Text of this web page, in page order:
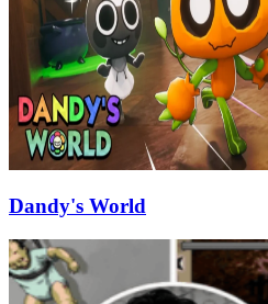
Dandy's World